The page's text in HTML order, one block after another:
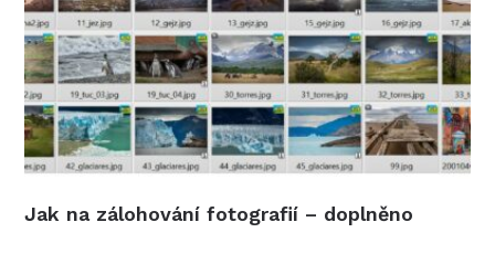
Jak na zálohování fotografií – doplněno